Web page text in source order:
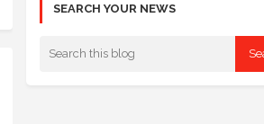
SEARCH YOUR NEWS